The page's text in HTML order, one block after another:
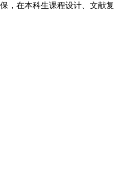
，在本科生课程设计、文献复